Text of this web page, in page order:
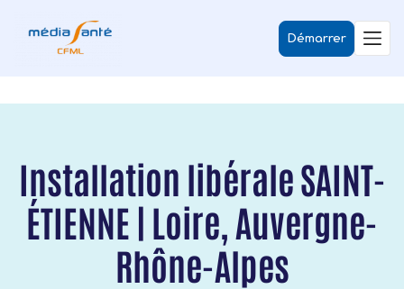
Démarrer
Installation libérale SAINT-
ÉTIENNE | Loire, Auvergne-
Rhône-Alpes